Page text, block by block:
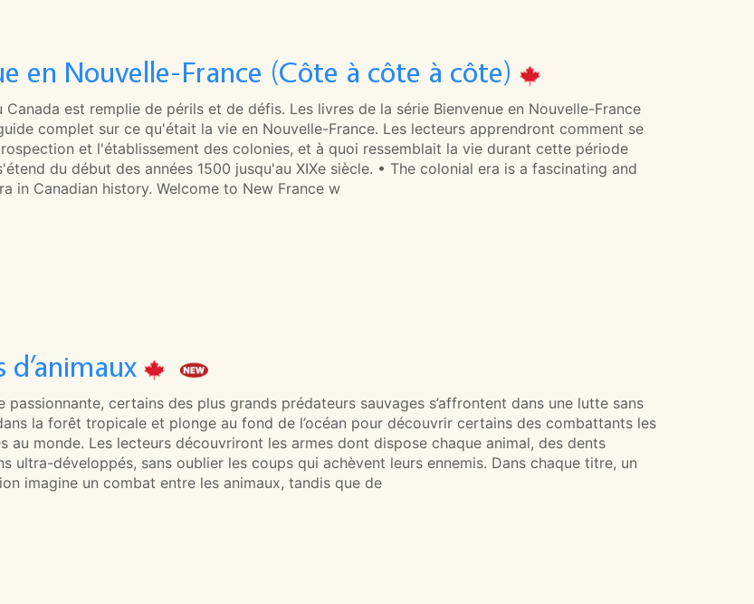
en Nouvelle-France (Côte à côte à côte)
est remplie de périls et de défis. Les livres de la série Bienvenue en Nouvelle-France
complet sur ce qu'était la vie en Nouvelle-France. Les lecteurs apprendront comment se
et l'établissement des colonies, et à quoi ressemblait la vie durant cette période
du début des années 1500 jusqu'au XIXe siècle. • The colonial era is a fascinating and
in Canadian history. Welcome to New France w
passionnante, certains des plus grands prédateurs sauvages s’affrontent dans une lutte sans
la forêt tropicale et plonge au fond de l’océan pour découvrir certains des combattants les
au monde. Les lecteurs découvriront les armes dont dispose chaque animal, des dents
ultra-développés, sans oublier les coups qui achèvent leurs ennemis. Dans chaque titre, un
imagine un combat entre les animaux, tandis que de